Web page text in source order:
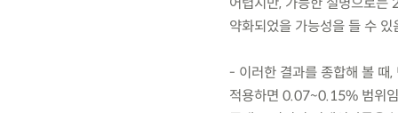
약화되었을 가능성을 들 수 있
- 이러한 결과를 종합해 볼 때
적용하면 0.07~0.15% 범위